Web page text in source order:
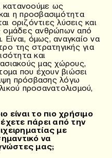
κατανοούμε ως
η προσβασιμότητα
οριζόντιες λύσεις και
ομάδες ανθρώπων από
όμως, αναγκαίο να
της στρατηγικής για
και
μας χώρους,
που έχουν βιώσει
πρόσβασης λόγω
προσανατολισμού,
είναι το πιο χρήσιμο
πάρει από την
με
να
μας;